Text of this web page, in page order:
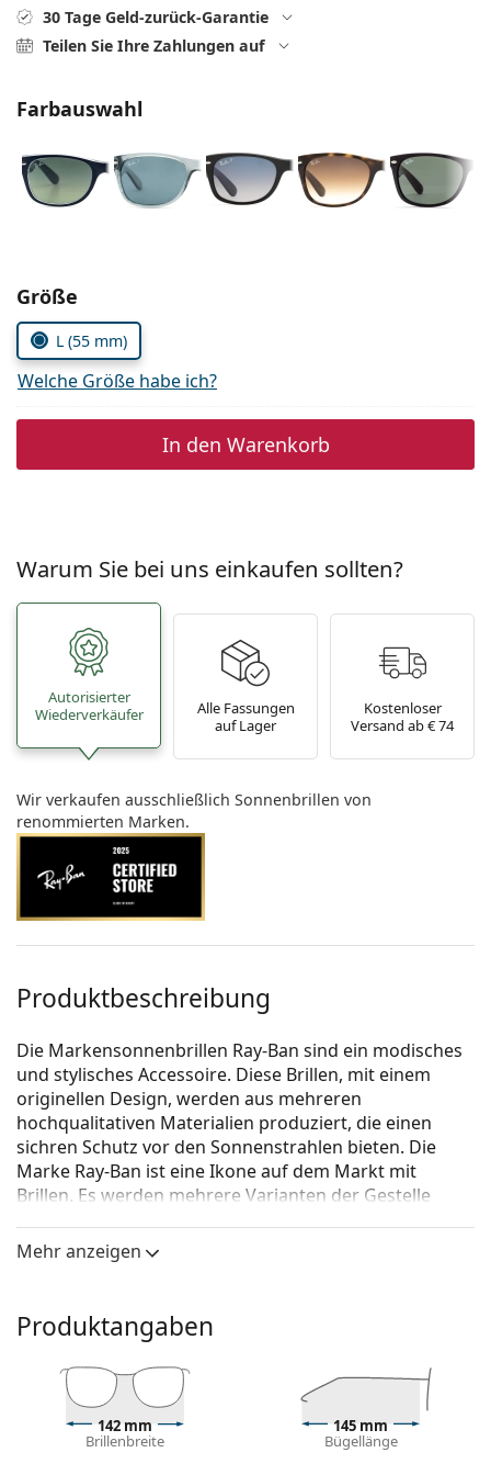
Persol
Prada
Alle Marken
30 Tage Geld-zurück-Garantie
Teilen Sie Ihre Zahlungen auf
Farbauswahl
Parameter wählen
Größe
L (55 mm)
Welche Größe habe ich?
In den Warenkorb
Warum Sie bei uns einkaufen sollten?
Autorisierter
Wiederverkäufer
Alle Fassungen
auf Lager
Kostenloser
Versand ab € 74
Wir verkaufen ausschließlich Sonnenbrillen von
renommierten Marken.
Produktbeschreibung
Die Markensonnenbrillen Ray-Ban sind ein modisches
und stylisches Accessoire. Diese Brillen, mit einem
originellen Design, werden aus mehreren
hochqualitativen Materialien produziert, die einen
sichren Schutz vor den Sonnenstrahlen bieten. Die
Marke Ray-Ban ist eine Ikone auf dem Markt mit
Brillen. Es werden mehrere Varianten der Gestelle
Welt bekannt und beliebt sind.
Mit der virtuellen Anprobefunktion von Lentiamo
können Sie herausfinden, wie Sie mit dieser
Sonnenbrille aussehen.
Brillenfassung
Mehr anzeigen
Produktangaben
142 mm
Brillenbreite
145 mm
Bügellänge